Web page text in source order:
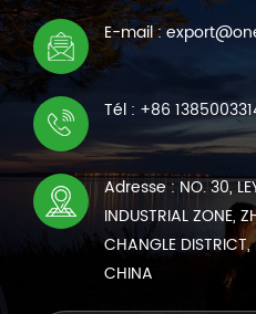
LIRE LA SUITE
E-mail :
Tél : +86
Adresse : NO. 30,
INDUSTRIAL ZONE,
CHANGLE
CHINA